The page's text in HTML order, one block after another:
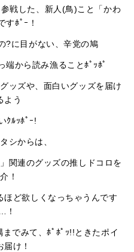
戦した、新人(鳥)こと「かわ
すﾎﾟｰ！
?に目がない、辛党の鳩
端から読み漁ることﾎﾟｯﾎﾟ
ッズや、面白いグッズを届け
よう
ｸﾙｯﾎﾟｰ!
シからは、
関連のグッズの推しドコロを
！
ど欲しくなっちゃうんです
！
でみて、ﾎﾟﾎﾟｯ!!ときたポイ
届け！